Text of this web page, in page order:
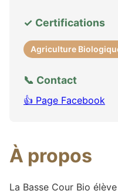
✓ Certifications
Agriculture
📞 Contact
👍 Page Facebook
À propos
La Basse Cour Bio